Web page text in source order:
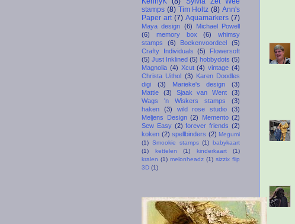
stamps (8) Tim Holtz (8) Ann's
Paper art (7) Aquamarkers (7)
Maya design (6)
Michael Powell
(6)
memory box (6)
whimsy
stamps
(6) Boekenvoordeel
(5)
Crafty Individuals
(5)
Flowersoft
(5) Just Inklined (5) hobbydots (5)
Magnolia (4) Xcut (4) vintage (4)
Christa Uithol (3) Karen Doodles
digi
(3) Marieke's design
(3)
Mattie
(3) Sjaak van Went
(3)
Wags 'n Wiskers stamps
(3)
haken
(3) wild rose studio
(3)
Meljens Design (2) Memento (2)
Sew Easy (2) forever friends (2)
koken (2) spellbinders (2) Megumi
(1) Smookie stamps (1) babykaart
(1)
kettelen (1) kinderkaart
(1)
kralen (1) melonheadz (1) sizzix flip
3D (1)